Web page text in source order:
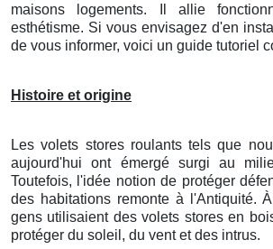
maisons logements. Il allie
esthétisme. Si vous envisagez d'en
de vous informer, voici un guide tutoriel
Histoire et origine
Les volets stores roulants tels que
aujourd'hui ont émergé surgi au
Toutefois, l'idée notion de protéger
des habitations remonte à l'Antiquité.
gens utilisaient des volets stores en
protéger du soleil, du vent et des intrus.